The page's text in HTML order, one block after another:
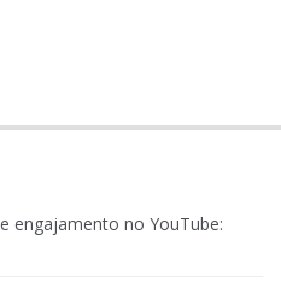
engajamento no YouTube: